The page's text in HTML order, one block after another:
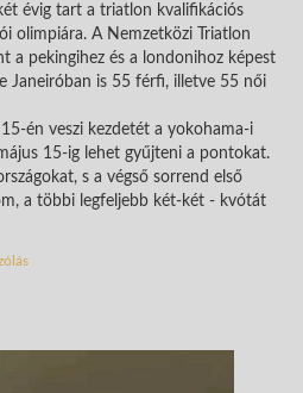
évig tart a triatlon kvalifikációs
olimpiára. A Nemzetközi Triatlon
a pekingihez és a londonihoz képest
Janeiróban is 55 férfi, illetve 55 női
én veszi kezdetét a yokohama-i
15-ig lehet gyűjteni a pontokat.
s a végső sorrend első
a többi legfeljebb két-két - kvótát